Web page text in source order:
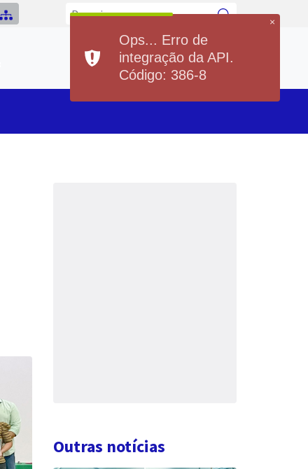
Previsão do Tempo
Hoje
Min20°Max37°
Sábado
Min 20°
Outras notícias
×
Ops... Erro de
integração da API.
Código: 386-8